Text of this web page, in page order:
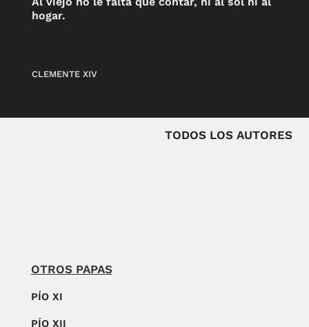
hogar.
CLEMENTE XIV
TODOS LOS AUTORES
OTROS PAPAS
PÍO XI
PÍO XII